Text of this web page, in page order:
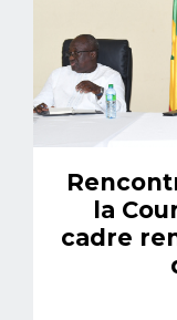
la
cadre